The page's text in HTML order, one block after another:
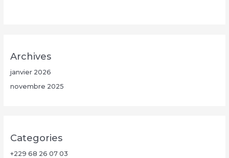
Archives
janvier 2026
novembre 2025
Categories
+229 68 26 07 03